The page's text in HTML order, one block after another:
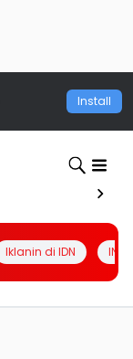
Install
Iklanin di IDN